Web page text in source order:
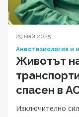
29 май 2025
Анестезиология и
Животът
спасен в
Изключително